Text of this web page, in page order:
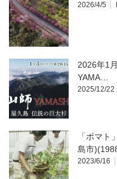
2026/4/5
2026年1
YAMA…
2025/12/22
「ポマ
島市
2023/6/16